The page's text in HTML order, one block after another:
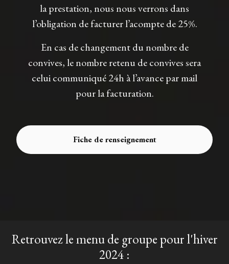
la prestation, nous nous verrons dans
l’obligation de facturer l’acompte de 25%.
En cas de changement du nombre de
convives, le nombre retenu de convives sera
celui communiqué 24h à l’avance par mail
pour la facturation.
Fiche de renseignement
Retrouvez le menu de groupe pour l'hiver
2024 :